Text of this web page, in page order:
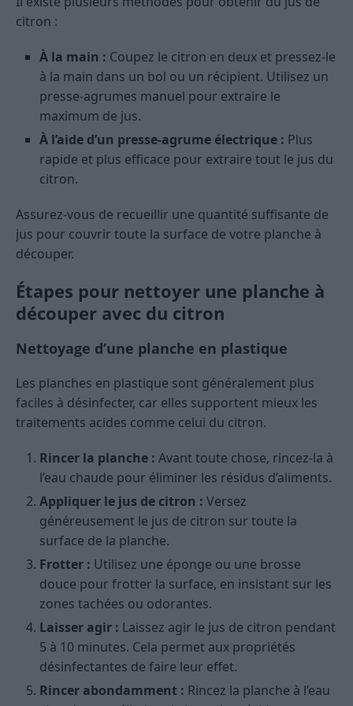
citron :
À la main : Coupez le citron en deux et pressez-le
à la main dans un bol ou un récipient. Utilisez un
presse-agrumes manuel pour extraire le
maximum de jus.
À l’aide d’un presse-agrume électrique : Plus
rapide et plus efficace pour extraire tout le jus du
citron.
Assurez-vous de recueillir une quantité suffisante de
jus pour couvrir toute la surface de votre planche à
découper.
Étapes pour nettoyer une planche à
découper avec du citron
Nettoyage d’une planche en plastique
Les planches en plastique sont généralement plus
faciles à désinfecter, car elles supportent mieux les
traitements acides comme celui du citron.
Rincer la planche : Avant toute chose, rincez-la à
l’eau chaude pour éliminer les résidus d’aliments.
Appliquer le jus de citron : Versez
généreusement le jus de citron sur toute la
surface de la planche.
Frotter : Utilisez une éponge ou une brosse
douce pour frotter la surface, en insistant sur les
zones tachées ou odorantes.
Laisser agir : Laissez agir le jus de citron pendant
5 à 10 minutes. Cela permet aux propriétés
désinfectantes de faire leur effet.
Rincer abondamment : Rincez la planche à l’eau